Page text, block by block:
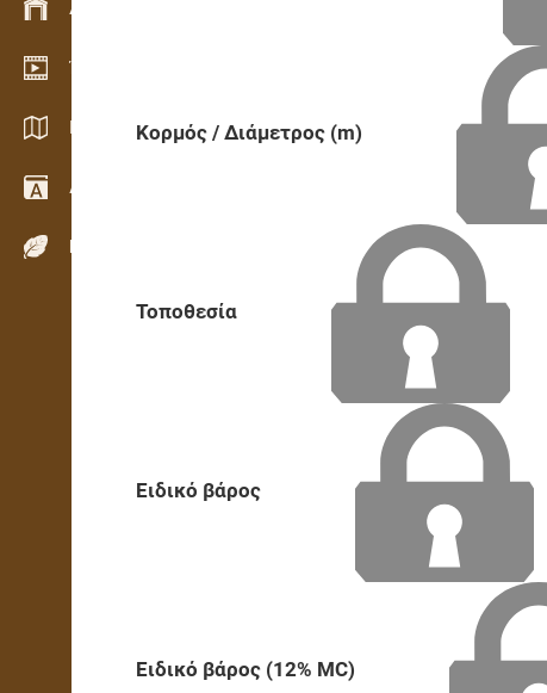
Διαχείριση αποθεμάτων
Έκθεση βίντεο
Κατάλογοι / Μπροσούρες
Λεξικό
Είδη ξύλου
Κορμός / Διάμετρος (m)
Τοποθεσία
Ειδικό βάρος
Ειδικό βάρος (12% MC)